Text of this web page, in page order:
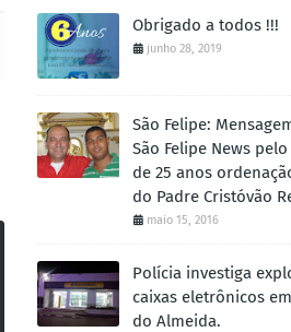
Obrigado a todos !!!
junho 28, 2019
São Felipe:
São Felipe News
de 25 anos
do Padre Cristóvão
maio 15, 2016
Polícia investiga
caixas eletrônicos
do Almeida.